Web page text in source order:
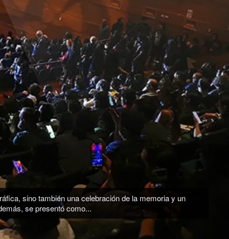
in the Park with George». La cantante y actriz ha
está pasando» y enfatiza...